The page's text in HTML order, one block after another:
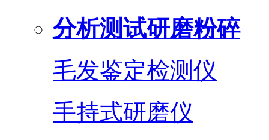
分析测试研磨粉碎
毛发鉴定检测仪
手持式研磨仪